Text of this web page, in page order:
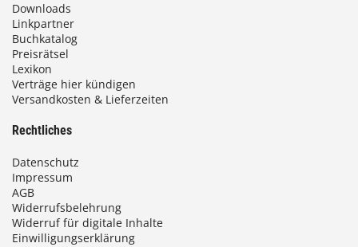
Downloads
Linkpartner
Buchkatalog
Preisrätsel
Lexikon
Verträge hier kündigen
Versandkosten & Lieferzeiten
Rechtliches
Datenschutz
Impressum
AGB
Widerrufsbelehrung
Widerruf für digitale Inhalte
Einwilligungserklärung